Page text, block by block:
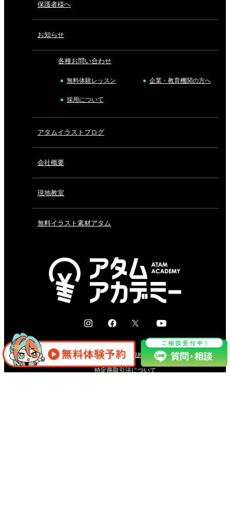
保護者様へ
お知らせ
各種お問い合わせ
無料体験レッスン 企業・教育機関の方へ
採用について
アタムイラストブログ
会社概要
現地教室
無料イラスト素材アタム
I
s
t
a
F
c
e
b
X
Y
u
t
u
無料体験規約
特定商取引法について